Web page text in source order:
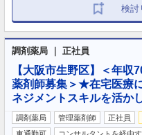
検討
調剤薬局 ｜ 正社員
【大阪市生野区】＜年収
薬剤師募集＞★在宅医療
ネジメントスキルを活か
調剤薬局 管理薬剤師 正社員
車通勤可
コンサルタントを経由